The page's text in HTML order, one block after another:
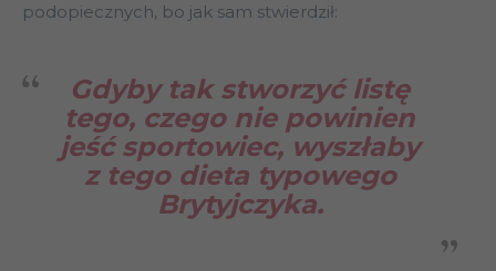
podopiecznych, bo jak sam stwierdził:
Gdyby tak stworzyć listę
tego, czego nie powinien
jeść sportowiec, wyszłaby
z tego dieta typowego
Brytyjczyka.